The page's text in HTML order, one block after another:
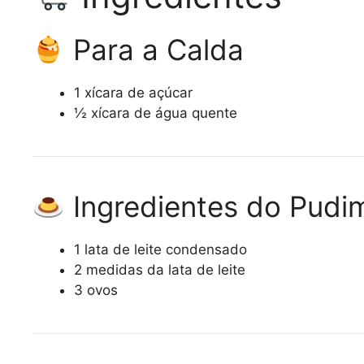
Para a Calda
1 xícara de açúcar
½ xícara de água quente
Ingredientes do
1 lata de leite condensado
2 medidas da lata de leite
3 ovos